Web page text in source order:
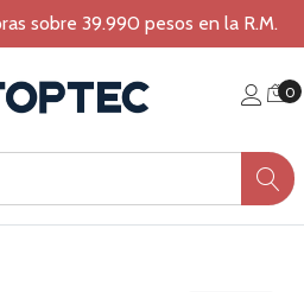
sobre 39.990 pesos en la R.M.
0